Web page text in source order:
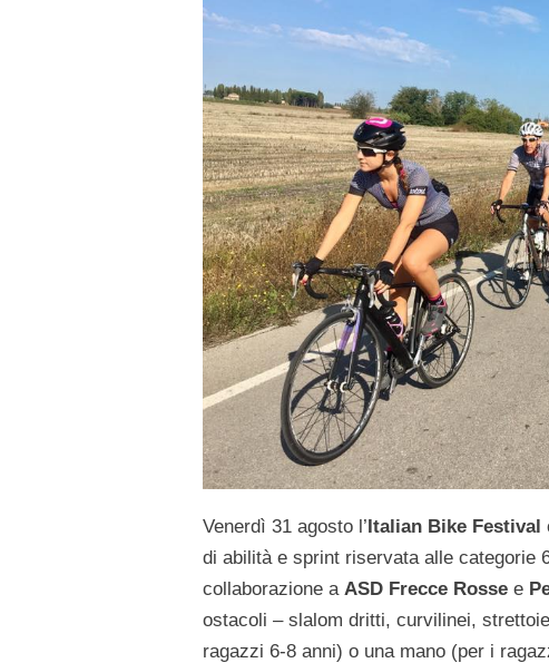
Venerdì 31 agosto l’Italian Bike Festival
di abilità e sprint riservata alle categorie
collaborazione a ASD Frecce Rosse e
ostacoli – slalom dritti, curvilinei,
ragazzi 6-8 anni) o una mano (per i